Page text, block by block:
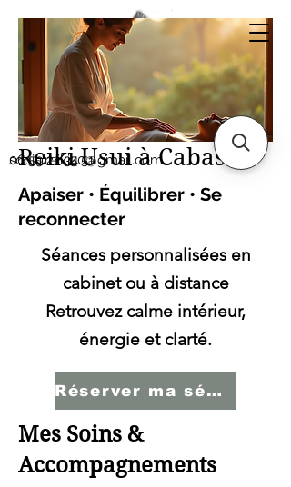
sonia.reiki50@gmail.com
06.59.22.34.51
Sonia SERBINI
Thérapeute soins
énergétiques Reiki Usui
Reiki Usui à Cabasse
Apaiser • Équilibrer • Se
reconnecter
Séances personnalisées en
cabinet ou à distance
Retrouvez calme intérieur,
énergie et clarté.
Réserver ma séance
Mes Soins &
Accompagnements